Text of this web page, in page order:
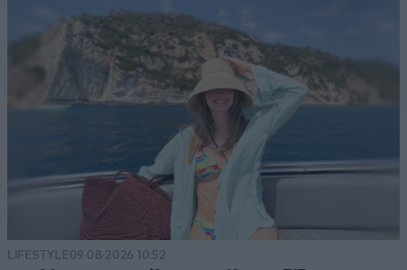
LIFESTYLE09·08·2026 10:52